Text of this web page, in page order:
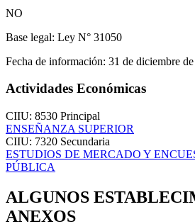
NO
Base legal: Ley N° 31050
Fecha de información: 31 de diciembre
Actividades Económicas
CIIU: 8530 Principal
ENSEÑANZA SUPERIOR
CIIU: 7320 Secundaria
ESTUDIOS DE MERCADO Y
PÚBLICA
ALGUNOS
ANEXOS